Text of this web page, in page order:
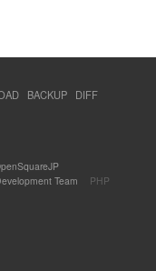
BACKUP
DIFF
Team PHP